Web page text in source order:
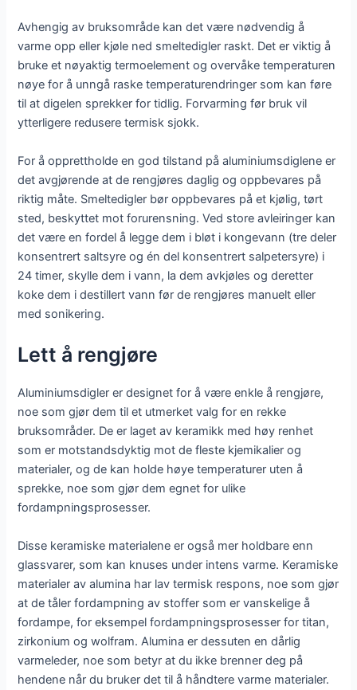
Avhengig av bruksområde kan det være nødvendig å
varme opp eller kjøle ned smeltedigler raskt. Det er viktig å
bruke et nøyaktig termoelement og overvåke temperaturen
nøye for å unngå raske temperaturendringer som kan føre
til at digelen sprekker for tidlig. Forvarming før bruk vil
ytterligere redusere termisk sjokk.
For å opprettholde en god tilstand på aluminiumsdiglene er
det avgjørende at de rengjøres daglig og oppbevares på
riktig måte. Smeltedigler bør oppbevares på et kjølig, tørt
sted, beskyttet mot forurensning. Ved store avleiringer kan
det være en fordel å legge dem i bløt i kongevann (tre deler
konsentrert saltsyre og én del konsentrert salpetersyre) i
24 timer, skylle dem i vann, la dem avkjøles og deretter
koke dem i destillert vann før de rengjøres manuelt eller
med sonikering.
Lett å rengjøre
Aluminiumsdigler er designet for å være enkle å rengjøre,
noe som gjør dem til et utmerket valg for en rekke
bruksområder. De er laget av keramikk med høy renhet
som er motstandsdyktig mot de fleste kjemikalier og
materialer, og de kan holde høye temperaturer uten å
sprekke, noe som gjør dem egnet for ulike
fordampningsprosesser.
Disse keramiske materialene er også mer holdbare enn
glassvarer, som kan knuses under intens varme. Keramiske
materialer av alumina har lav termisk respons, noe som gjør
at de tåler fordampning av stoffer som er vanskelige å
fordampe, for eksempel fordampningsprosesser for titan,
zirkonium og wolfram. Alumina er dessuten en dårlig
varmeleder, noe som betyr at du ikke brenner deg på
hendene når du bruker det til å håndtere varme materialer.